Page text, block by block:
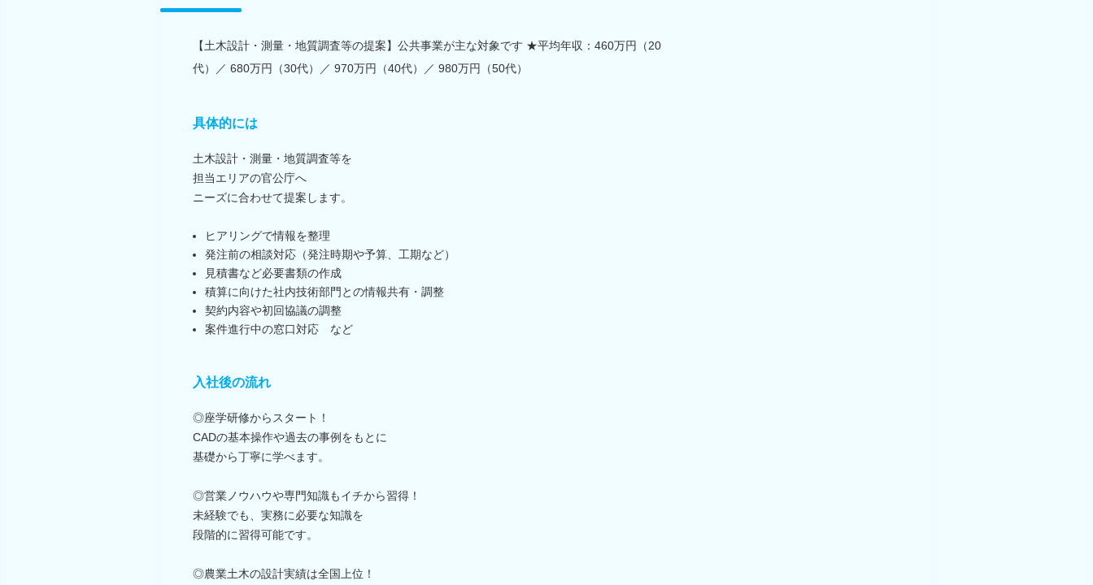
【土木設計・測量・地質調査等の提案】公共事業が主な対象です ★平均年収：460万円（20
代）／ 680万円（30代）／ 970万円（40代）／ 980万円（50代）
具体的には
土木設計・測量・地質調査等を
担当エリアの官公庁へ
ニーズに合わせて提案します。
ヒアリングで情報を整理
発注前の相談対応（発注時期や予算、工期など）
見積書など必要書類の作成
積算に向けた社内技術部門との情報共有・調整
契約内容や初回協議の調整
案件進行中の窓口対応 など
入社後の流れ
◎座学研修からスタート！
CADの基本操作や過去の事例をもとに
基礎から丁寧に学べます。
◎営業ノウハウや専門知識もイチから習得！
未経験でも、実務に必要な知識を
段階的に習得可能です。
◎農業土木の設計実績は全国上位！